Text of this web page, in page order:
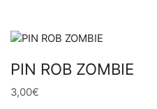
PIN ROB ZOMBIE
3,00€